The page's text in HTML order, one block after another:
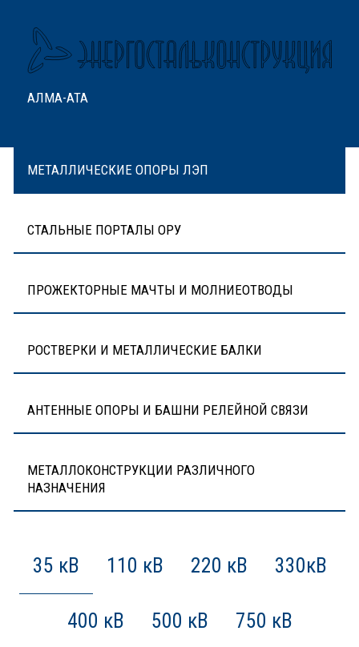
АЛМА-АТА
МЕТАЛЛИЧЕСКИЕ ОПОРЫ ЛЭП
СТАЛЬНЫЕ ПОРТАЛЫ ОРУ
ПРОЖЕКТОРНЫЕ МАЧТЫ И МОЛНИЕОТВОДЫ
РОСТВЕРКИ И МЕТАЛЛИЧЕСКИЕ БАЛКИ
АНТЕННЫЕ ОПОРЫ И БАШНИ РЕЛЕЙНОЙ СВЯЗИ
МЕТАЛЛОКОНСТРУКЦИИ РАЗЛИЧНОГО
НАЗНАЧЕНИЯ
35 кВ 110 кВ 220 кВ 330кВ
400 кВ 500 кВ 750 кВ